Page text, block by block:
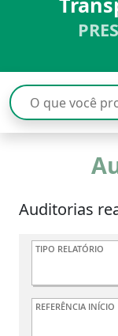
Auditorias